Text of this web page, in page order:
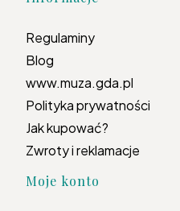
Regulaminy
Blog
www.muza.gda.pl
Polityka prywatności
Jak kupować?
Zwroty i reklamacje
Moje konto